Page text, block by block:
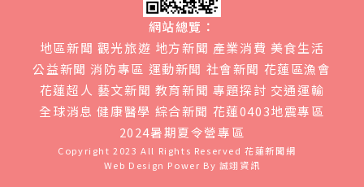
網站總覽：
地區新聞 觀光旅遊 地方新聞 產業消費 美食生活
公益新聞 消防專區 運動新聞 社會新聞 花蓮區漁會
花蓮超人 藝文新聞 教育新聞 專題探討 交通運輸
全球消息 健康醫學 綜合新聞 花蓮0403地震專區
2024暑期夏令營專區
Copyright 2023 All Rights Reserved花蓮新聞網
Web Design Power By 誠翊資訊